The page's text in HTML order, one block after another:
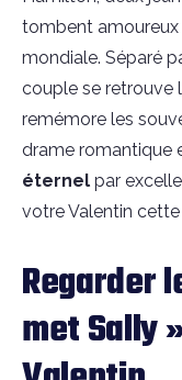
tombent amoureux
mondiale. Séparé
couple se retrouve
remémore les
drame romantique
éternel par
votre Valentin cette
Regarder
met Sally